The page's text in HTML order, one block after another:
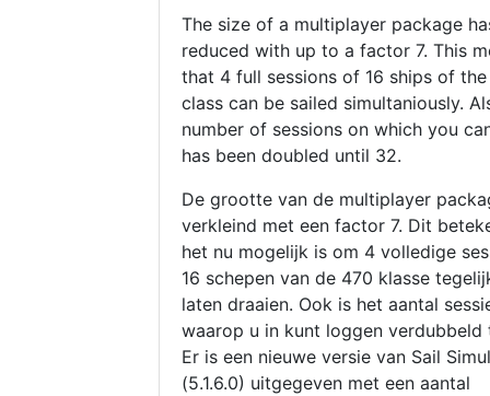
The size of a multiplayer package
reduced with up to a factor 7. This
that 4 full sessions of 16 ships of
class can be sailed simultaniously.
number of sessions on which you
has been doubled until 32.
De grootte van de multiplayer
verkleind met een factor 7. Dit
het nu mogelijk is om 4 volledige
16 schepen van de 470 klasse
laten draaien. Ook is het aantal
waarop u in kunt loggen verdubbeld
Er is een nieuwe versie van Sail
(5.1.6.0) uitgegeven met een aantal